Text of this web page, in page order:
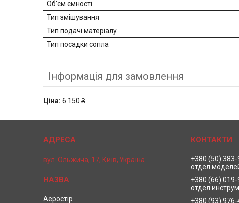
Об'єм ємності
Тип змішування
Тип подачі матеріалу
Тип посадки сопла
Інформація для замовлення
Ціна: 6 150 ₴
вул. Ольжича, 17, Київ, Україна
Аеростір
+380 (50) 383-
отдел
+380 (66)
отдел
+380 (93) 976-